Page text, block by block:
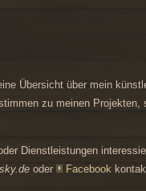
Übersicht über mein
zu meinen Projekten,
Dienstleistungen
oder Facebook